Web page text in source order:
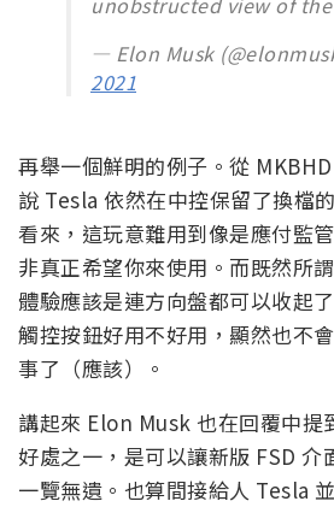
— Elon Musk
2021
再舉一個鮮明的例子。從
說 Tesla 依然在中控保留了換檔
看來，這玩意難用到像是應付監
非真正希望你來使用。而既然所
體驗應該是連方向盤都可以收起
觸控按鈕好用不好用，顯然也不
事了（應該）。
講起來 Elon Musk 也在回覆中提
好處之一，是可以讓新版 FSD 介
一覽無遺。也算間接給人 Tesla